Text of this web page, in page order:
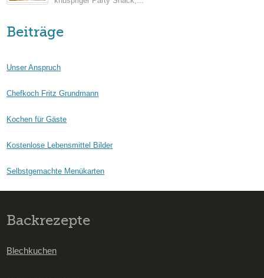
Beiträge
Unser Anspruch
Chefkoch Fritz Grundmann
Kochen für Gäste
Kostenlose Lebensmittel Bilder
Selbstgemachte Menükarten
Backrezepte
Blechkuchen